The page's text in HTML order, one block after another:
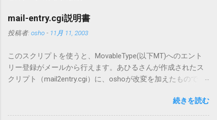
mail-entry.cgi説明書
投稿者: osho - 11月 11, 2003
このスクリプトを使うと、MovableType(以下MT)へのエント
リー登録がメールから行えます。あひるさんが作成されたス
クリプト（mail2entry.cgi）に、oshoが改変を加えたもので
ーも出来ます。 バージョン0.5.3以降の動作確認はMT3.11で行
っています。0.5.2まではMT2.661で確認していました。0.5.3以
続きを読む